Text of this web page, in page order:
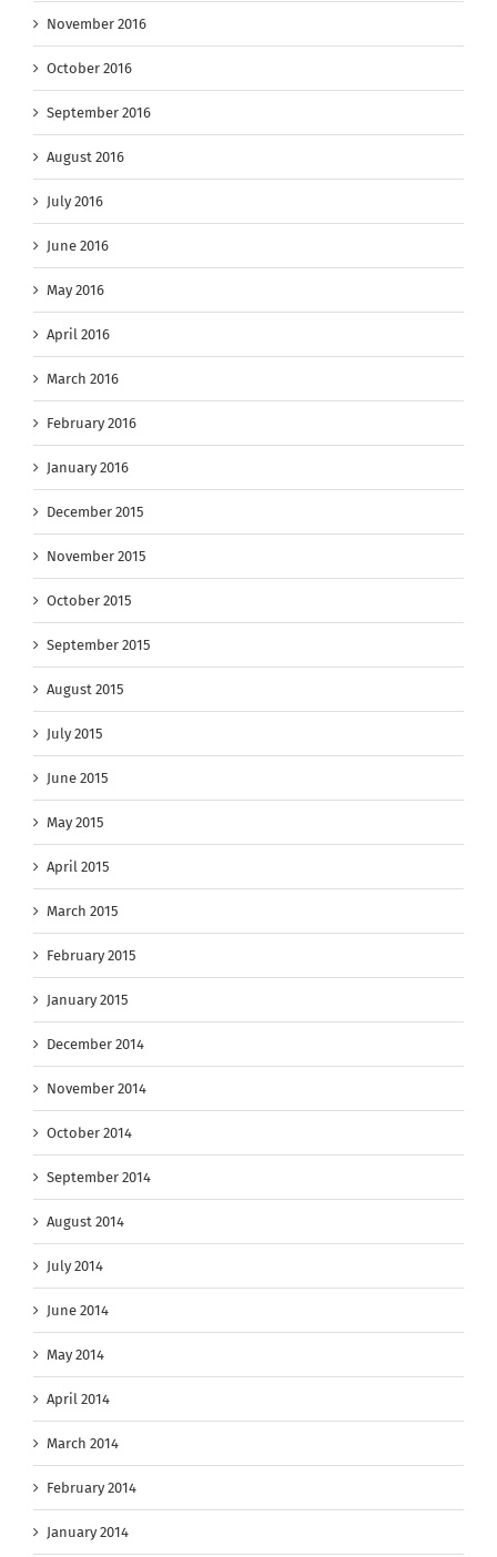
November 2016
October 2016
September 2016
August 2016
July 2016
June 2016
May 2016
April 2016
March 2016
February 2016
January 2016
December 2015
November 2015
October 2015
September 2015
August 2015
July 2015
June 2015
May 2015
April 2015
March 2015
February 2015
January 2015
December 2014
November 2014
October 2014
September 2014
August 2014
July 2014
June 2014
May 2014
April 2014
March 2014
February 2014
January 2014